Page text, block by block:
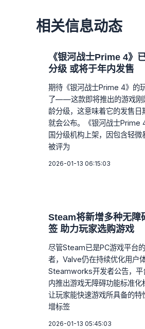
相关信息动态
《银河战士Prime 4》
分级 或将于年内发售
期待《银河战士Prime 4》的
了——这款即将推出的游戏刚
龄分级，这意味着它的发售日
就会公布。《银河战士Prime
国分级机构上架，因包含轻微
被评为
2026-01-13 06:15:03
Steam将新增多种无障
签 助力玩家选购游戏
尽管Steam已是PC游戏平台
者，Valve仍在持续优化用户
Steamworks开发者公告，平
内推出游戏无障碍功能标准化
让玩家能快速游戏所具备的特
增标签
2026-01-13 05:45:03